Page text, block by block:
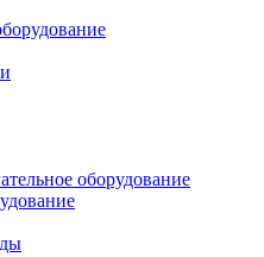
оборудование